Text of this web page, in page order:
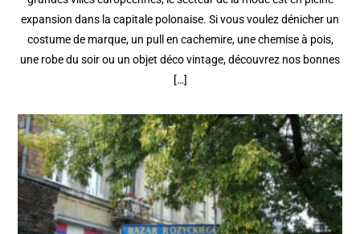
expansion dans la capitale polonaise. Si vous voulez dénicher un
costume de marque, un pull en cachemire, une chemise à pois,
une robe du soir ou un objet déco vintage, découvrez nos bonnes
[…]